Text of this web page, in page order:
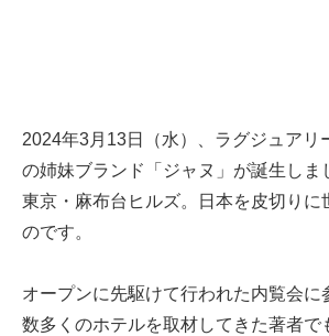
2024年3月13日（水）、ラグジュアリ
の姉妹ブランド「ジャヌ」が誕生しま
東京・麻布台ヒルズ。日本を皮切りに
のです。
オープンに先駆けて行われた内覧会に
数多くのホテルを取材してきた著者で